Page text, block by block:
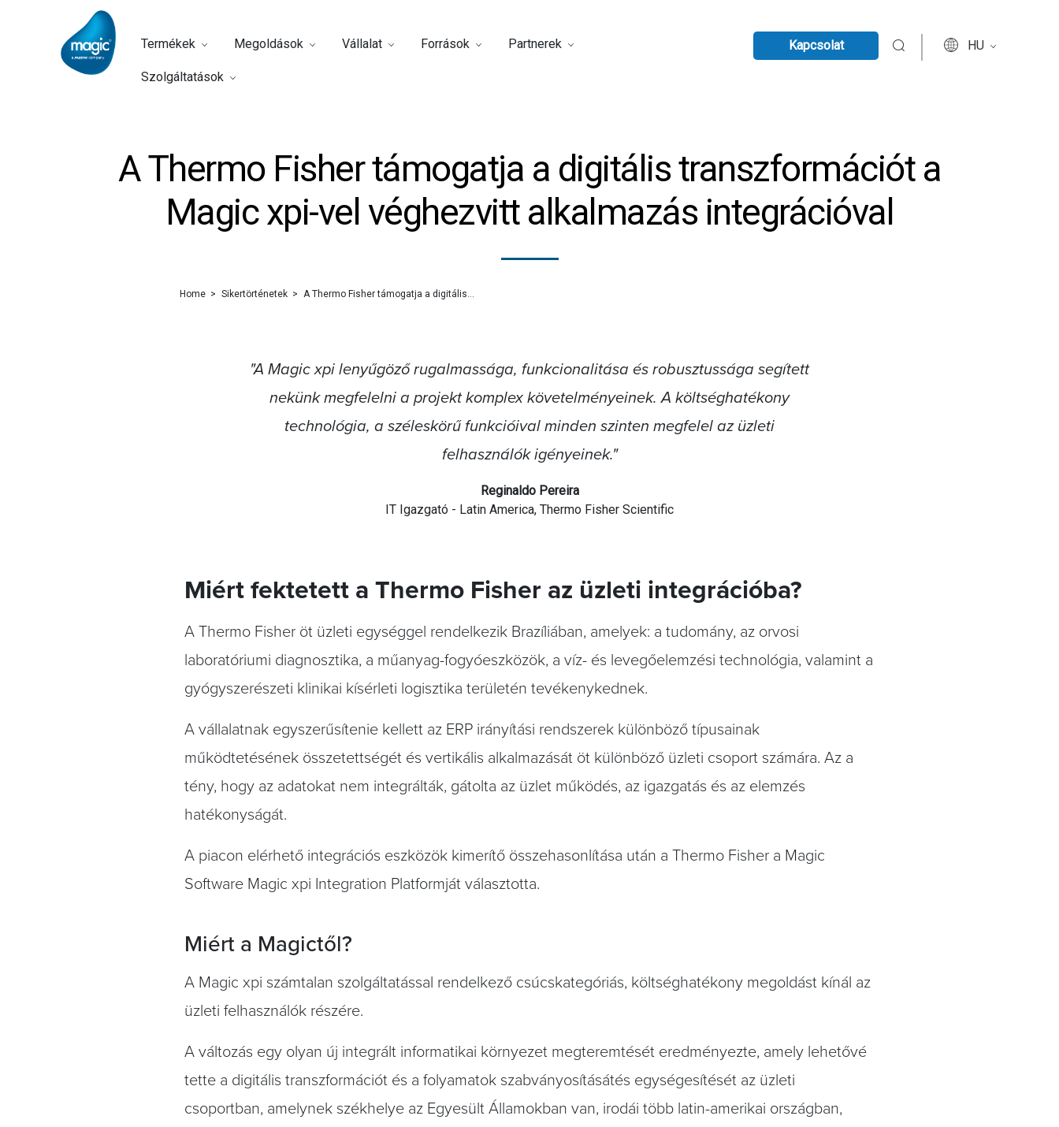
Termékek Megoldások Vállalat Források Partnerek
Szolgáltatások
Kapcsolat HU
A Thermo Fisher támogatja a digitális transzformációt a
Magic xpi-vel véghezvitt alkalmazás integrációval
Home Sikertörténetek A Thermo Fisher támogatja a digitális...
"A Magic xpi lenyűgöző rugalmassága, funkcionalitása és robusztussága segített
nekünk megfelelni a projekt komplex követelményeinek. A költséghatékony
technológia, a széleskörű funkcióival minden szinten megfelel az üzleti
felhasználók igényeinek."
Reginaldo Pereira
IT Igazgató - Latin America, Thermo Fisher Scientific
Miért fektetett a Thermo Fisher az üzleti integrációba?
A Thermo Fisher öt üzleti egységgel rendelkezik Brazíliában, amelyek: a tudomány, az orvosi
laboratóriumi diagnosztika, a műanyag-fogyóeszközök, a víz- és levegőelemzési technológia, valamint a
gyógyszerészeti klinikai kísérleti logisztika területén tevékenykednek.
A vállalatnak egyszerűsítenie kellett az ERP irányítási rendszerek különböző típusainak
működtetésének összetettségét és vertikális alkalmazását öt különböző üzleti csoport számára. Az a
tény, hogy az adatokat nem integrálták, gátolta az üzlet működés, az igazgatás és az elemzés
hatékonyságát.
A piacon elérhető integrációs eszközök kimerítő összehasonlítása után a Thermo Fisher a Magic
Software Magic xpi Integration Platformját választotta.
Miért a Magictől?
A Magic xpi számtalan szolgáltatással rendelkező csúcskategóriás, költséghatékony megoldást kínál az
üzleti felhasználók részére.
A változás egy olyan új integrált informatikai környezet megteremtését eredményezte, amely lehetővé
tette a digitális transzformációt és a folyamatok szabványosításátés egységesítését az üzleti
csoportban, amelynek székhelye az Egyesült Államokban van, irodái több latin-amerikai országban,